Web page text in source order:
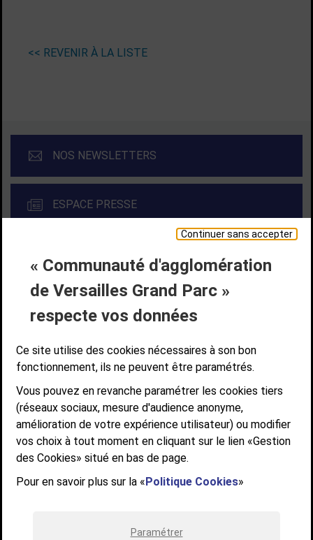
Continuer sans accepter
« Communauté d'agglomération
de Versailles Grand Parc »
respecte vos données
Ce site utilise des cookies nécessaires à son bon
fonctionnement, ils ne peuvent être paramétrés.
Vous pouvez en revanche paramétrer les cookies tiers
(réseaux sociaux, mesure d'audience anonyme,
amélioration de votre expérience utilisateur) ou modifier
vos choix à tout moment en cliquant sur le lien «Gestion
des Cookies» situé en bas de page.
Pour en savoir plus sur la «Politique Cookies»
Paramétrer
<< REVENIR À LA LISTE
NOS NEWSLETTERS
ESPACE PRESSE
Liens bas de page
CONTACT MENTIONS LÉGALES
PLAN DE SITE
ACCESSIBILITÉ NUMÉRIQUE
GESTION DES COOKIES
Suivez-nous
SUIVEZ-NOUS SUR
Communauté d'agglomération de Versailles
Grand Parc
6, AVENUE DE PARIS - CS 10922 - 78009 VERSAILLES CEDEX
STANDARD : 01 39 66 30 00 - OUVERT DU LUNDI AU VENDREDI DE 9H À